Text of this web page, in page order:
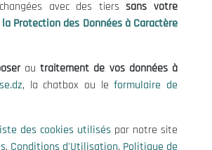
Suivez-Nous!
Social et Environnemental
avec des tierssans votre
Protection des Données à Caractère
autraitement de vos données à
, la chatbox ou leformulaire de
des cookies utilisés par notre site
, Conditions d'Utilisation, Politique de